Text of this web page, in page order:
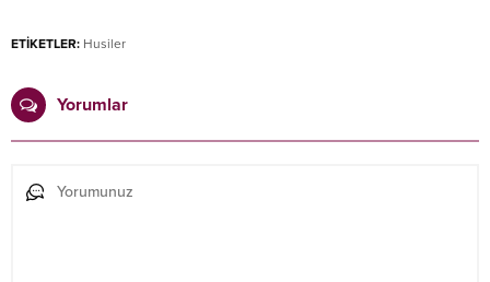
ETİKETLER: Husiler
Yorumlar